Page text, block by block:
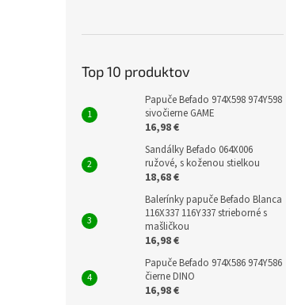
Top 10 produktov
Papuče Befado 974X598 974Y598
sivočierne GAME
16,98 €
Sandálky Befado 064X006
ružové, s koženou stielkou
18,68 €
Balerínky papuče Befado Blanca
116X337 116Y337 strieborné s
mašličkou
16,98 €
Papuče Befado 974X586 974Y586
čierne DINO
16,98 €